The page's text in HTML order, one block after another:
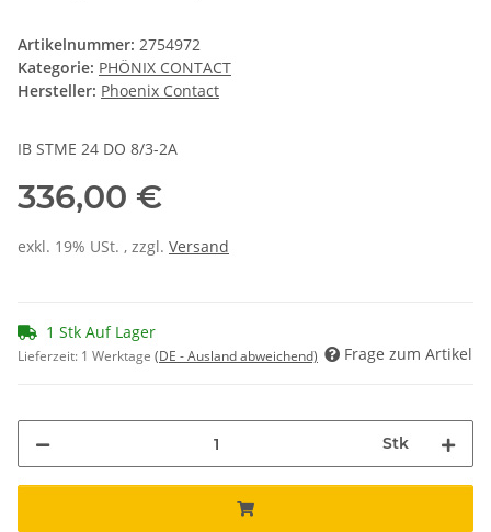
Artikelnummer: 2754972
Kategorie: PHÖNIX CONTACT
Hersteller: Phoenix Contact
IB STME 24 DO 8/3-2A
336,00 €
exkl. 19% USt. , zzgl. Versand
1 Stk Auf Lager
Lieferzeit: 1 Werktage (DE - Ausland abweichend) Frage zum Artikel
Stk